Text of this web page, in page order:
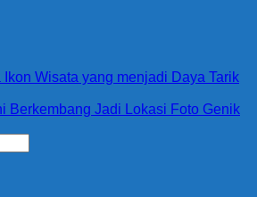
Wisata yang menjadi Daya Tarik
Berkembang Jadi Lokasi Foto Genik